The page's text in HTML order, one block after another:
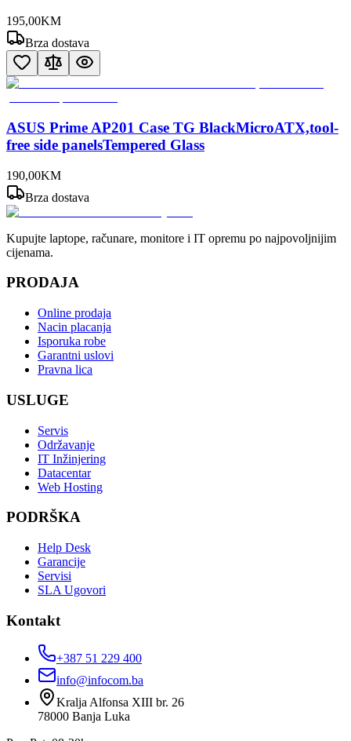
195,00KM
Brza dostava
ASUS Prime AP201 Case TG BlackMicroATX,tool-
free side panelsTempered Glass
190,00KM
Brza dostava
Kupujte laptope, računare, monitore i IT opremu po najpovoljnijim
cijenama.
PRODAJA
Online prodaja
Nacin placanja
Isporuka robe
Garantni uslovi
Pravna lica
USLUGE
Servis
Održavanje
IT Inžinjering
Datacentar
Web Hosting
PODRŠKA
Help Desk
Garancije
Servisi
SLA Ugovori
Kontakt
+387 51 229 400
info@infocom.ba
Kralja Alfonsa XIII br. 26
78000 Banja Luka